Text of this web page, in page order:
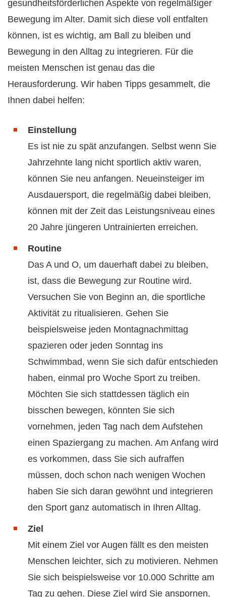
gesundheitsförderlichen Aspekte von regelmäßiger
Bewegung im Alter. Damit sich diese voll entfalten
können, ist es wichtig, am Ball zu bleiben und
Bewegung in den Alltag zu integrieren. Für die
meisten Menschen ist genau das die
Herausforderung. Wir haben Tipps gesammelt, die
Ihnen dabei helfen:
Einstellung
Es ist nie zu spät anzufangen. Selbst wenn Sie
Jahrzehnte lang nicht sportlich aktiv waren,
können Sie neu anfangen. Neueinsteiger im
Ausdauersport, die regelmäßig dabei bleiben,
können mit der Zeit das Leistungsniveau eines
20 Jahre jüngeren Untrainierten erreichen.
Routine
Das A und O, um dauerhaft dabei zu bleiben,
ist, dass die Bewegung zur Routine wird.
Versuchen Sie von Beginn an, die sportliche
Aktivität zu ritualisieren. Gehen Sie
beispielsweise jeden Montagnachmittag
spazieren oder jeden Sonntag ins
Schwimmbad, wenn Sie sich dafür entschieden
haben, einmal pro Woche Sport zu treiben.
Möchten Sie sich stattdessen täglich ein
bisschen bewegen, könnten Sie sich
vornehmen, jeden Tag nach dem Aufstehen
einen Spaziergang zu machen. Am Anfang wird
es vorkommen, dass Sie sich aufraffen
müssen, doch schon nach wenigen Wochen
haben Sie sich daran gewöhnt und integrieren
den Sport ganz automatisch in Ihren Alltag.
Ziel
Mit einem Ziel vor Augen fällt es den meisten
Menschen leichter, sich zu motivieren. Nehmen
Sie sich beispielsweise vor 10.000 Schritte am
Tag zu gehen. Diese Ziel wird Sie anspornen,